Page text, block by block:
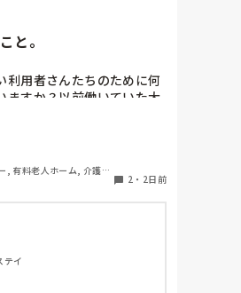
と。
利用者さんたちのために何
ますか？以前働いていた大
んを呼びご焼香できるよう
が面会に来る…などでし
何かしていることがあれ
します。
, 有料老人ホーム, 介護老
2 ・ 2日前
テイ